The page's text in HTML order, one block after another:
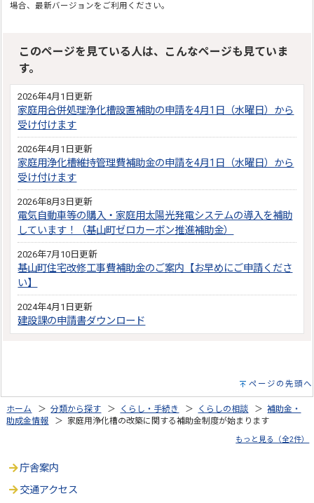
場合、最新バージョンをご利用ください。
このページを見ている人は、こんなページも見ていま
す。
2026年4月1日更新
家庭用合併処理浄化槽設置補助の申請を4月1日（水曜日）から
受け付けます
2026年4月1日更新
家庭用浄化槽維持管理費補助金の申請を4月1日（水曜日）から
受け付けます
2026年8月3日更新
電気自動車等の購入・家庭用太陽光発電システムの導入を補助
しています！（基山町ゼロカーボン推進補助金）
2026年7月10日更新
基山町住宅改修工事費補助金のご案内【お早めにご申請くださ
い】
2024年4月1日更新
建設課の申請書ダウンロード
ページの先頭へ
ホーム ＞分類から探す ＞ くらし・手続き ＞ くらしの相談 ＞補助金・
助成金情報 ＞ 家庭用浄化槽の改築に関する補助金制度が始まります
もっと見る（全2件）
庁舎案内
交通アクセス